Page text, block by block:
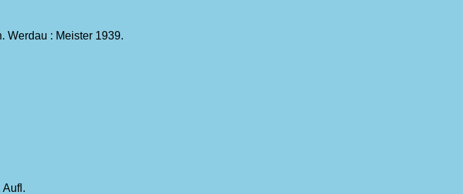
Werdau : Meister 1939.
Aufl.